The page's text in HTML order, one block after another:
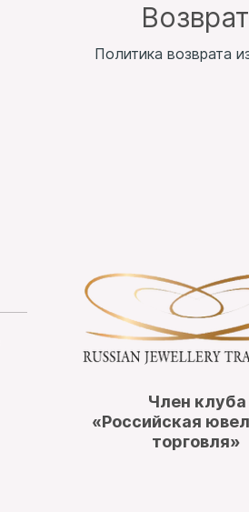
Возврат
Политика возврата
Член клуба
«Российская
торговля»